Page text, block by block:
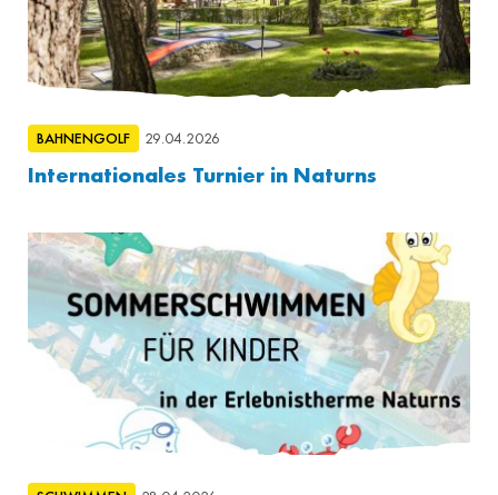
BAHNENGOLF 29.04.2026
Internationales Turnier in Naturns